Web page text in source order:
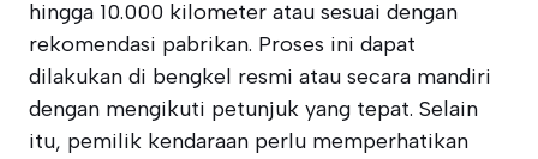
hingga 10.000 kilometer atau sesuai dengan
rekomendasi pabrikan. Proses ini dapat
dilakukan di bengkel resmi atau secara mandiri
dengan mengikuti petunjuk yang tepat. Selain
itu, pemilik kendaraan perlu memperhatikan